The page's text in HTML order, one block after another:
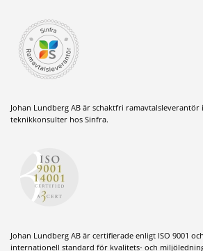
Johan Lundberg AB är schaktfri
teknikkonsulter hos Sinfra.
Johan Lundberg AB är certifierade enligt ISO 9001
internationell standard för kvalitets- och